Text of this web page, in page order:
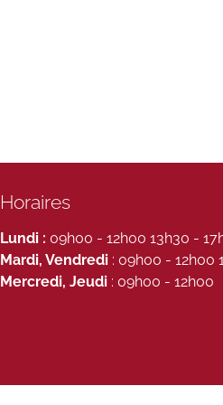
Horaires
Lundi : 09h00 - 12h00 13h30 -
Mardi, Vendredi : 09h00 - 12h00
Mercredi, Jeudi : 09h00 - 12h00